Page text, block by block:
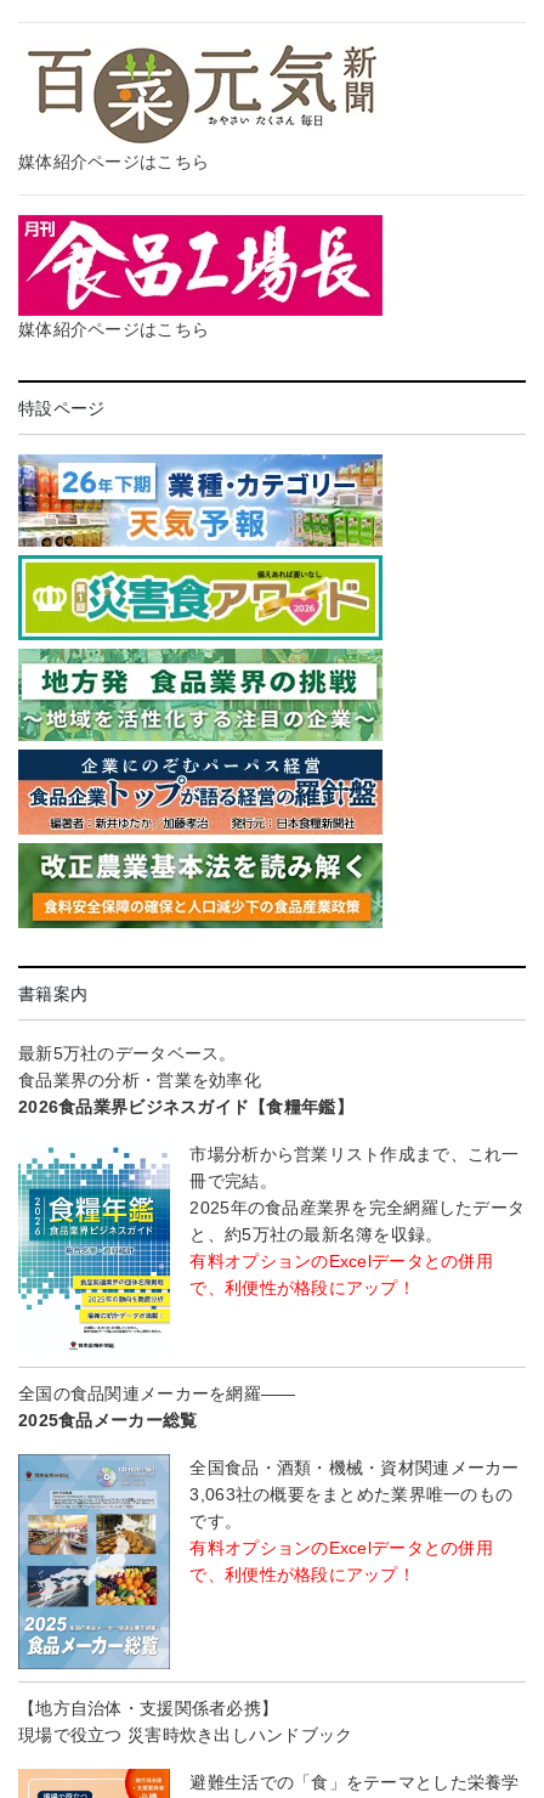
媒体紹介ページはこちら
媒体紹介ページはこちら
特設ページ
書籍案内
最新5万社のデータベース。
食品業界の分析・営業を効率化
2026食品業界ビジネスガイド【食糧年鑑】
市場分析から営業リスト作成まで、これ一
冊で完結。
2025年の食品産業界を完全網羅したデータ
と、約5万社の最新名簿を収録。
有料オプションのExcelデータとの併用
で、利便性が格段にアップ！
全国の食品関連メーカーを網羅――
2025食品メーカー総覧
全国食品・酒類・機械・資材関連メーカー
3,063社の概要をまとめた業界唯一のもの
です。
有料オプションのExcelデータとの併用
で、利便性が格段にアップ！
【地方自治体・支援関係者必携】
現場で役立つ 災害時炊き出しハンドブック
避難生活での「食」をテーマとした栄養学